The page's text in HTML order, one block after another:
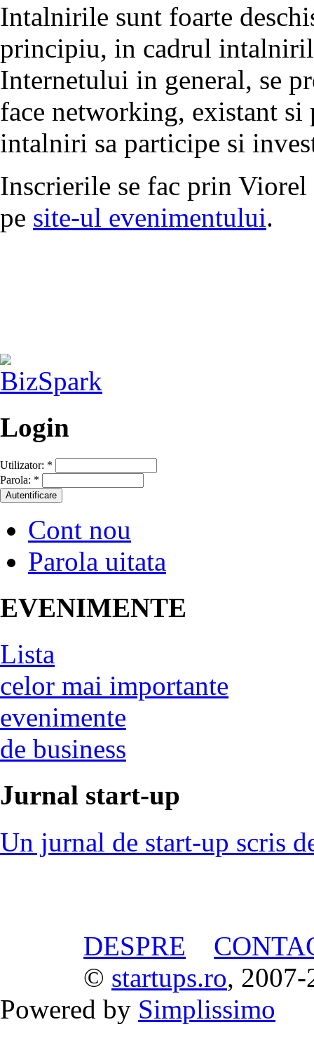
Intalnirile sunt foarte
principiu, in cadrul
Internetului in general, se
face networking, existant
intalniri sa participe si
Inscrierile se fac prin Viorel
pe site-ul evenimentului.
Login
Utilizator: *
Parola: *
Cont nou
Parola uitata
EVENIMENTE
Lista
celor mai importante
evenimente
de business
Jurnal start-up
Un jurnal de start-up scris
DESPRE
© startups.ro, 2007-
Powered by Simplissimo